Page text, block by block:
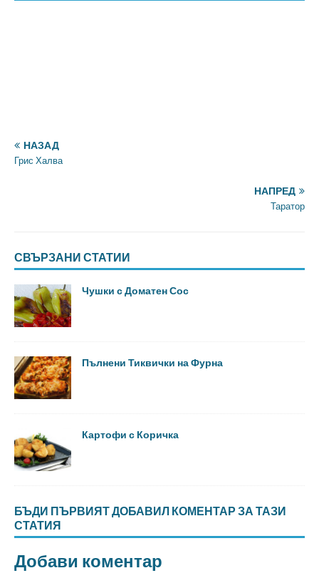
НАЗАД
Грис Халва
НАПРЕД
Таратор
СВЪРЗАНИ СТАТИИ
Чушки с Доматен Сос
Пълнени Тиквички на Фурна
Картофи с Коричка
БЪДИ ПЪРВИЯТ ДОБАВИЛ КОМЕНТАР ЗА ТАЗИ
СТАТИЯ
Добави коментар